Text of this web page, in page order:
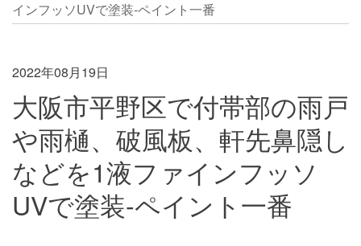
インフッソUVで塗装-ペイント一番
2022年08月19日
大阪市平野区で付帯部の雨戸
や雨樋、破風板、軒先鼻隠し
などを1液ファインフッソ
UVで塗装-ペイント一番